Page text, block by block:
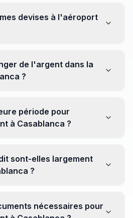
devises à l'aéroport
Orientez-vous plutôt vers les
ville pour obtenir de meilleurs
de l'argent dans la
?
pour éviter les surprises.
période pour
à Casablanca ?
pour maximiser la valeur
sont-elles largement
?
de monnaie locale peut être
nécessaires pour